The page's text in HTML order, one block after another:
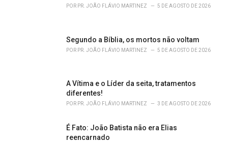
POR PR. JOÃO FLÁVIO MARTINEZ 5 DE AGOSTO DE 2026
Segundo a Bíblia, os mortos não voltam
POR PR. JOÃO FLÁVIO MARTINEZ 5 DE AGOSTO DE 2026
A Vítima e o Líder da seita, tratamentos
diferentes!
POR PR. JOÃO FLÁVIO MARTINEZ 3 DE AGOSTO DE 2026
É Fato: João Batista não era Elias
reencarnado